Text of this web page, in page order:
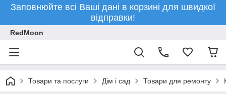
Заповнюйте всі Ваші дані в корзині для швидкої
відправки!
RedMoon
Товари та послуги Дім і сад Товари для ремонту